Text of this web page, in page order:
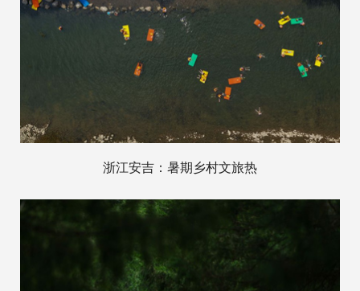
浙江安吉：暑期乡村文旅热